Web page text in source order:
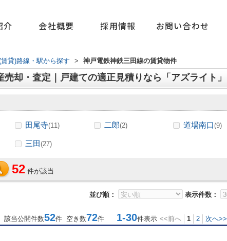
介 会社概要 採用情報 お問い合わせ
賃貸)路線・駅から探す > 神戸電鉄神鉄三田線の賃貸物件
却・査定｜戸建ての適正見積りなら「アズライト」
田尾寺(11) 二郎(2) 道場南口(9)
三田(27)
52 件が該当
並び順： 表示件数：
該当公開件数52件 空き数72件 1-30件表示 <<前へ 1 2 次へ>>